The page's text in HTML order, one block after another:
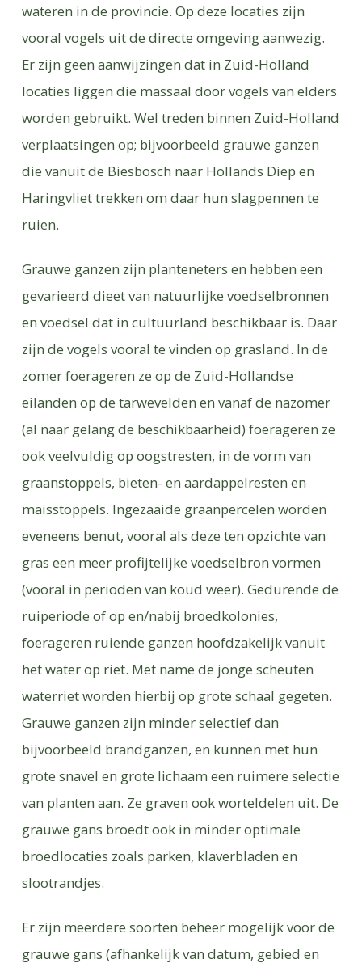
wateren in de provincie. Op deze locaties zijn
vooral vogels uit de directe omgeving aanwezig.
Er zijn geen aanwijzingen dat in Zuid-Holland
locaties liggen die massaal door vogels van elders
worden gebruikt. Wel treden binnen Zuid-Holland
verplaatsingen op; bijvoorbeeld grauwe ganzen
die vanuit de Biesbosch naar Hollands Diep en
Haringvliet trekken om daar hun slagpennen te
ruien.
Grauwe ganzen zijn planteneters en hebben een
gevarieerd dieet van natuurlijke voedselbronnen
en voedsel dat in cultuurland beschikbaar is. Daar
zijn de vogels vooral te vinden op grasland. In de
zomer foerageren ze op de Zuid-Hollandse
eilanden op de tarwevelden en vanaf de nazomer
(al naar gelang de beschikbaarheid) foerageren ze
ook veelvuldig op oogstresten, in de vorm van
graanstoppels, bieten- en aardappelresten en
maisstoppels. Ingezaaide graanpercelen worden
eveneens benut, vooral als deze ten opzichte van
gras een meer profijtelijke voedselbron vormen
(vooral in perioden van koud weer). Gedurende de
ruiperiode of op en/nabij broedkolonies,
foerageren ruiende ganzen hoofdzakelijk vanuit
het water op riet. Met name de jonge scheuten
waterriet worden hierbij op grote schaal gegeten.
Grauwe ganzen zijn minder selectief dan
bijvoorbeeld brandganzen, en kunnen met hun
grote snavel en grote lichaam een ruimere selectie
van planten aan. Ze graven ook worteldelen uit. De
grauwe gans broedt ook in minder optimale
broedlocaties zoals parken, klaverbladen en
slootrandjes.
Er zijn meerdere soorten beheer mogelijk voor de
grauwe gans (afhankelijk van datum, gebied en